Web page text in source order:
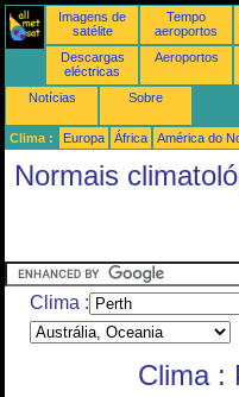
Imagens de
satélite
Tempo
aeroportos
Descargas
eléctricas
Aeroportos
Notícias Sobre
Clima : Europa África América do
Normais
Clima :
Clima :